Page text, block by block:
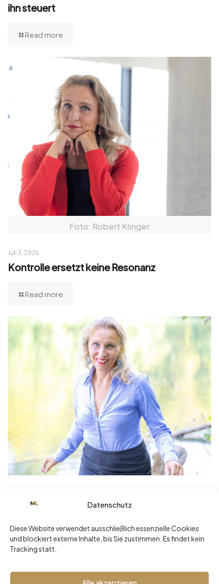
Datenschutz
Diese Website verwendet ausschließlich essenzielle Cookies
und blockiert externe Inhalte, bis Sie zustimmen. Es findet kein
Tracking statt.
Alle akzeptieren
ihn steuert
Read more
Foto: Robert Klinger
Juli 3, 2026
Kontrolle ersetzt keine Resonanz
Read more
Sommerklarheit statt Sommerloch: Die
ehrlichste Diagnose Ihrer
Führungsarchitektur